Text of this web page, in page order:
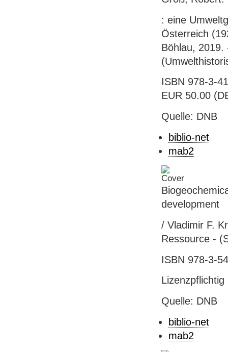
: eine
Österreich
Böhlau,
ISBN 978-3-
EUR 50.00
Quelle: DNB
biblio-net
mab2
development
/ Vladimir F.
Ressource -
ISBN 978-3-
Lizenzpflichtig
Quelle: DNB
biblio-net
mab2